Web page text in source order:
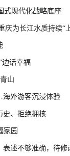
”
式现代化战略底座
庆为长江水质持续“
边话幸福
山
外游客沉浸体验
史、拒绝拥核
家园
述不够准确，待修